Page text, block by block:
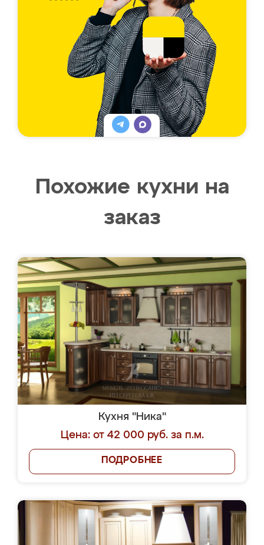
Похожие кухни на
заказ
Кухня "Ника"
Цена: от 42 000 руб. за п.м.
ПОДРОБНЕЕ